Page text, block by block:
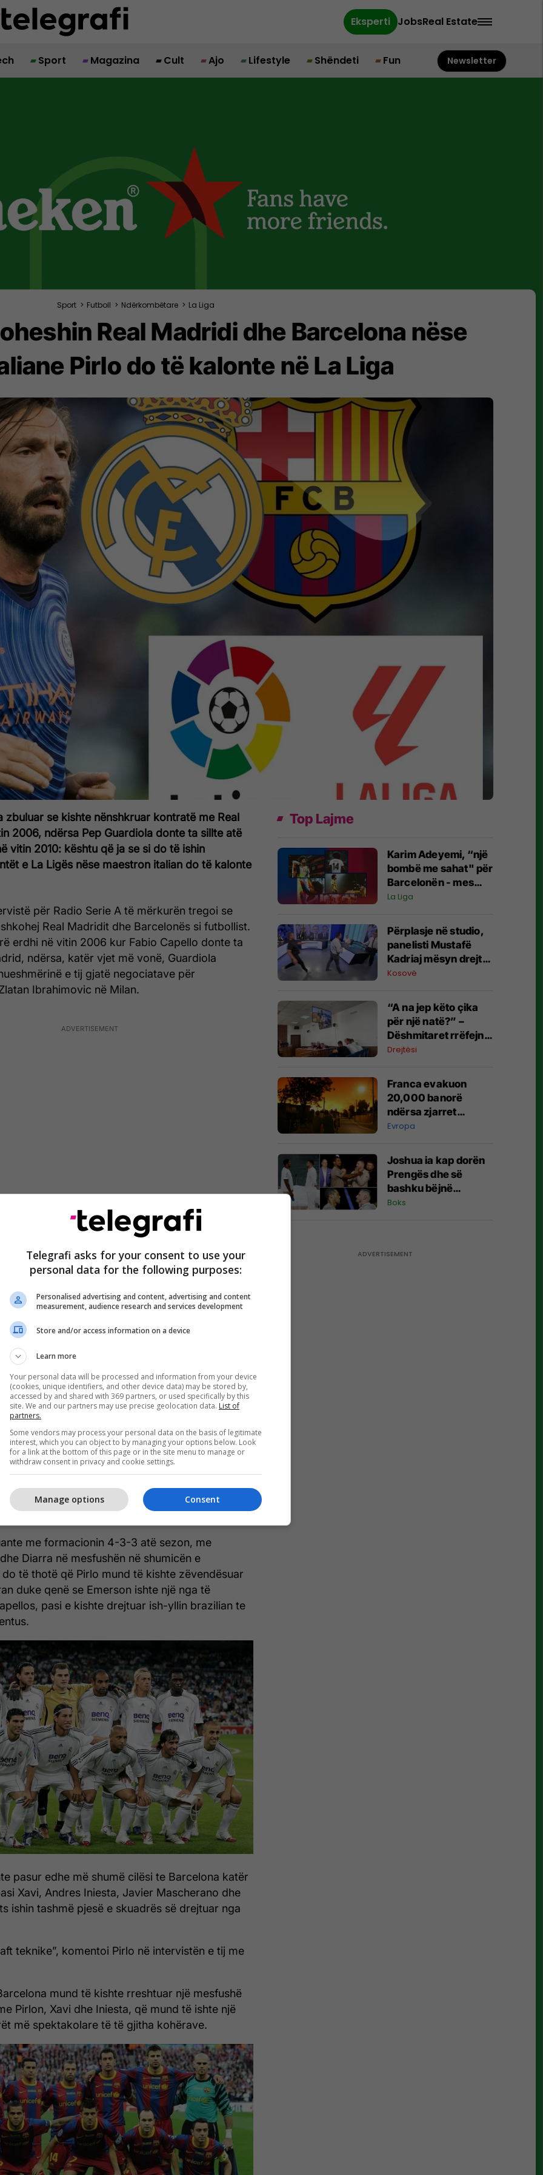
Eksperti JobsReal Estate
Sport Magazina Cult Ajo Lifestyle Shëndeti Fun Newsletter
Sport > Futboll > Ndërkombëtare > La Liga
Real Madridi dhe Barcelona nëse
Pirlo do të kalonte në La Liga
zbuluar se kishte nënshkruar kontratë me Real
2006, ndërsa Pep Guardiola donte ta sillte atë
vitin 2010: kështu që ja se si do të ishin
e La Ligës nëse maestron italian do të kalonte
për Radio Serie A të mërkurën tregoi se
Real Madridit dhe Barcelonës si futbollist.
erdhi në vitin 2006 kur Fabio Capello donte ta
ndërsa, katër vjet më vonë, Guardiola
e tij gjatë negociatave për
Ibrahimovic në Milan.
Real Madridi dhe Barcelona me Pirlon
nënshkruar atë?
Capello ishte në krye të Real Madridit kur
kontratë pesëvjeçare me Los Merengues. Po,
Don Fabio ishte kthyer në kryeqytetin
pas skandalit Calciopoli dhe Pirlo kishte
nga Milani.
“Kam pasur marrëveshje me
Real Madridin, Guardiola më
donte te Barcelona”, Pirlo
zbulon disa të pathëna
me dy mesfushorë qendrorë atë verë,
dhe Mahamadou Diarra, plus Fernando
dimëror.
me formacionin 4-3-3 atë sezon, me
Diarra në mesfushën në shumicën e
do të thotë që Pirlo mund të kishte zëvendësuar
duke qenë se Emerson ishte një nga të
pasi e kishte drejtuar ish-yllin brazilian te
pasur edhe më shumë cilësi te Barcelona katër
Xavi, Andres Iniesta, Javier Mascherano dhe
ishin tashmë pjesë e skuadrës së drejtuar nga
teknike”, komentoi Pirlo në intervistën e tij me
mund të kishte rreshtuar një mesfushë
Pirlon, Xavi dhe Iniesta, që mund të ishte një
më spektakolare të të gjitha kohërave.
Top Lajme
Karim Adeyemi, “një
bombë me sahat" për
Barcelonën - mes
talentit të madh dhe
madhështisë
La Liga
Përplasje në studio,
panelisti Mustafë
Kadriaj mësyn drejt
Nexhmedin Spahiut -
transmetimi
Kosovë
“A na jep këto çika
për një natë?” –
Dëshmitaret rrëfejnë
si nisi konflikti që
plagosjen e tre
personave
Drejtësi
Franca evakuon
20,000 banorë
ndërsa zjarret
përhapen në
Evropa
Joshua ia kap dorën
Prengës dhe së
bashku bëjnë
shqiponjën
Boks
Telegrafi asks for your consent to use your
personal data for the following purposes:
Personalised advertising and content, advertising and content
measurement, audience research and services development
Store and/or access information on a device
Learn more
Your personal data will be processed and information from your device
(cookies, unique identifiers, and other device data) may be stored by,
accessed by and shared with 369 partners, or used specifically by this
site. We and our partners may use precise geolocation data. List of
partners.
Some vendors may process your personal data on the basis of legitimate
interest, which you can object to by managing your options below. Look
for a link at the bottom of this page or in the site menu to manage or
withdraw consent in privacy and cookie settings.
Consent
Manage options